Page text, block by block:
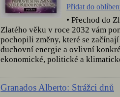
Přidat do
• Přechod do
Zlatého věku v roce 2032 vám
pochopili změny, které se
duchovní energie a ovlivní
ekonomické, politické a
Granados Alberto: Strážci dnů